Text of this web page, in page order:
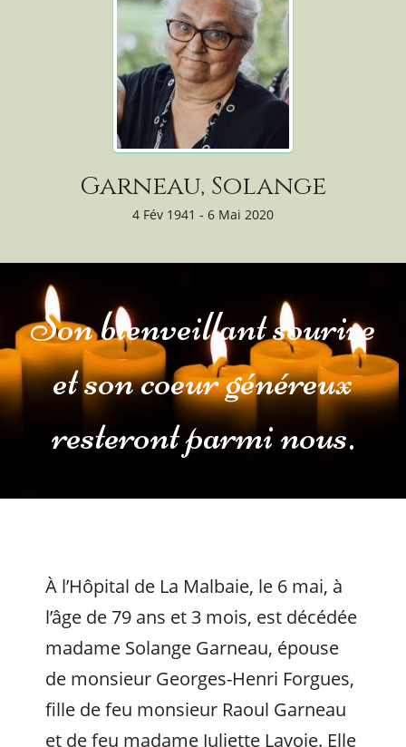
Garneau, Solange
4 Fév 1941 - 6 Mai 2020
Son bienveillant sourire
et son coeur généreux
resteront parmi nous.
À l’Hôpital de La Malbaie, le 6 mai, à
l’âge de 79 ans et 3 mois, est décédée
madame Solange Garneau, épouse
de monsieur Georges-Henri Forgues,
fille de feu monsieur Raoul Garneau
et de feu madame Juliette Lavoie. Elle